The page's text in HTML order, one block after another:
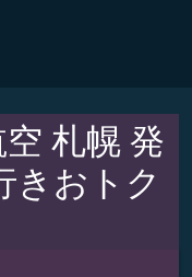
札幌 発
きおトク